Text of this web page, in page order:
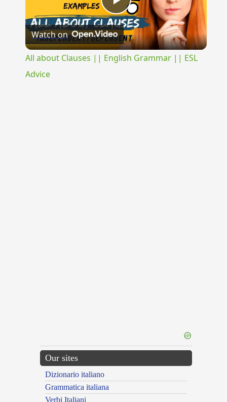
Play
Video
Watch on
All about Clauses || English Grammar || ESL
Advice
Our sites
Dizionario italiano
Grammatica italiana
Verbi Italiani